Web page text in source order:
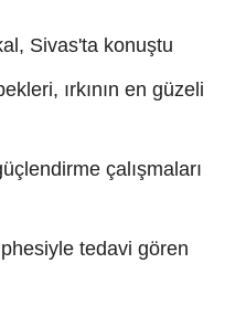
Sivas'ta konuştu
ırkının en güzeli
çalışmaları
tedavi gören